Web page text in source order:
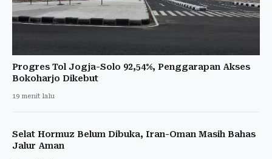
Progres Tol Jogja-Solo 92,54%, Penggarapan Akses
Bokoharjo Dikebut
19 menit lalu
Selat Hormuz Belum Dibuka, Iran-Oman Masih Bahas
Jalur Aman